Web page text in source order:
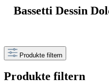
Bassetti Dessin
Produkte filtern
Produkte filtern